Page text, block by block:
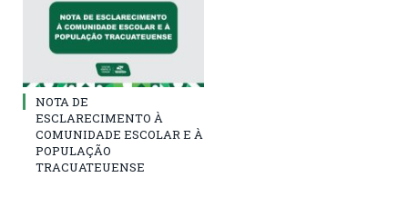
NOTA DE
ESCLARECIMENTO À
COMUNIDADE ESCOLAR E À
POPULAÇÃO
TRACUATEUENSE